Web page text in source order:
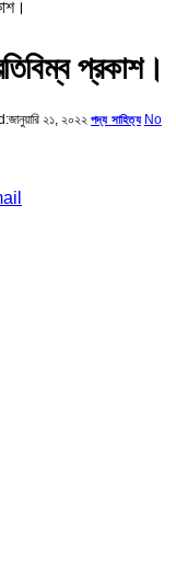
প্রকাশ।
জানুয়ারি ২১, ২০২২ পদ্য সাহিত্য No